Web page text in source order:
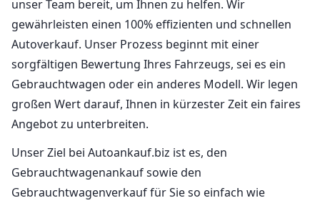
unser Team bereit, um Ihnen zu helfen. Wir
gewährleisten einen 100% effizienten und schnellen
Autoverkauf. Unser Prozess beginnt mit einer
sorgfältigen Bewertung Ihres Fahrzeugs, sei es ein
Gebrauchtwagen oder ein anderes Modell. Wir legen
großen Wert darauf, Ihnen in kürzester Zeit ein faires
Angebot zu unterbreiten.
Unser Ziel bei Autoankauf.biz ist es, den
Gebrauchtwagenankauf sowie den
Gebrauchtwagenverkauf für Sie so einfach wie